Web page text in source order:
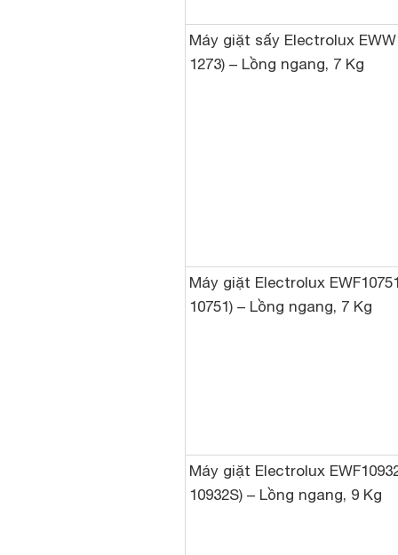
Máy giặt sấy Electrolux
1273) – Lồng ngang, 7 Kg
Máy giặt Electrolux
10751) – Lồng ngang, 7 Kg
Máy giặt Electrolux
10932S) – Lồng ngang, 9 Kg